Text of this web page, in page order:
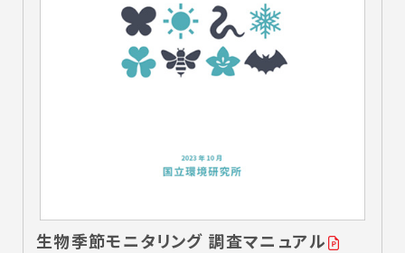
生物季節モニタリング 調査マニュアル